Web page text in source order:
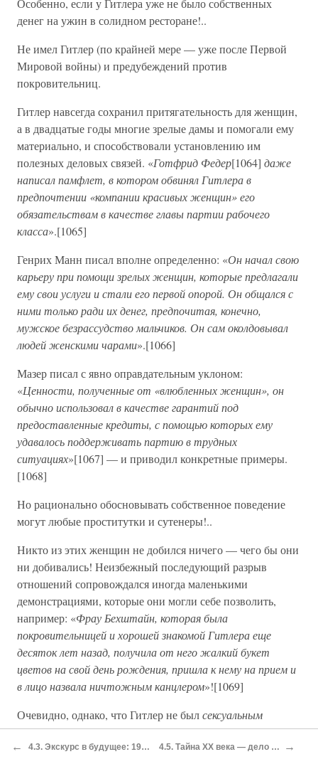
Особенно, если у Гитлера уже не было собственных
денег на ужин в солидном ресторане!..
Не имел Гитлер (по крайней мере — уже после Первой
Мировой войны) и предубеждений против
покровительниц.
Гитлер навсегда сохранил притягательность для женщин,
а в двадцатые годы многие зрелые дамы и помогали ему
материально, и способствовали установлению им
полезных деловых связей. «Готфрид Федер[1064] даже
написал памфлет, в котором обвинял Гитлера в
предпочтении «компании красивых женщин» его
обязательствам в качестве главы партии рабочего
класса».[1065]
Генрих Манн писал вполне определенно: «Он начал свою
карьеру при помощи зрелых женщин, которые предлагали
ему свои услуги и стали его первой опорой. Он общался с
ними только ради их денег, предпочитая, конечно,
мужское безрассудство мальчиков. Он сам околдовывал
людей женскими чарами».[1066]
Мазер писал с явно оправдательным уклоном:
«Ценности, полученные от «влюбленных женщин», он
обычно использовал в качестве гарантий под
предоставленные кредиты, с помощью которых ему
удавалось поддерживать партию в трудных
ситуациях»[1067] — и приводил конкретные примеры.
[1068]
Но рационально обосновывать собственное поведение
могут любые проститутки и сутенеры!..
Никто из этих женщин не добился ничего — чего бы они
ни добивались! Неизбежный последующий разрыв
отношений сопровождался иногда маленькими
демонстрациями, которые они могли себе позволить,
например: «Фрау Бехштайн, которая была
покровительницей и хорошей знакомой Гитлера еще
десяток лет назад, получила от него жалкий букет
цветов на свой день рождения, пришла к нему на прием и
в лицо назвала ничтожным канцлером»![1069]
Очевидно, однако, что Гитлер не былсексуальным
гигантом— иначе бы об этом появилось не
единственное позитивное свидетельство его
← 4.3. Экскурс в будущее: 1941 год под Москвой. 4.5. Тайна ХХ века — дело полковника Редля. →